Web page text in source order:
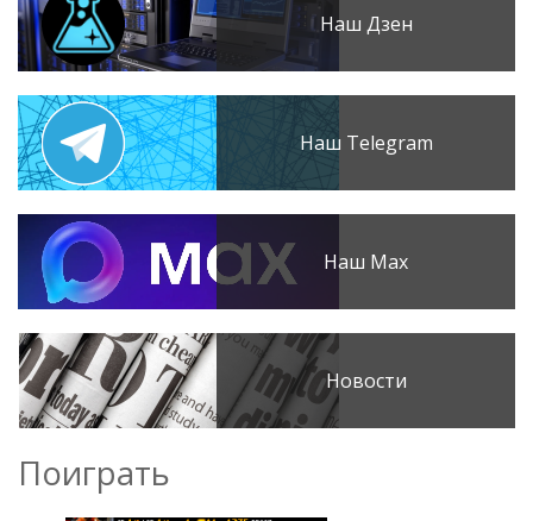
Наш Дзен
Наш Telegram
Наш Max
Новости
Поиграть